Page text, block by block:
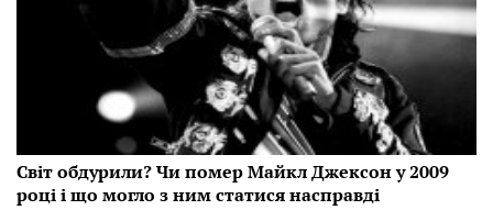
Світ обдурили? Чи помер Майкл Джексон у 2009
році і що могло з ним статися насправді